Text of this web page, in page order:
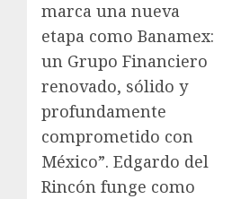
marca una nueva
etapa como Banamex:
un Grupo Financiero
renovado, sólido y
profundamente
comprometido con
México”. Edgardo del
Rincón funge como